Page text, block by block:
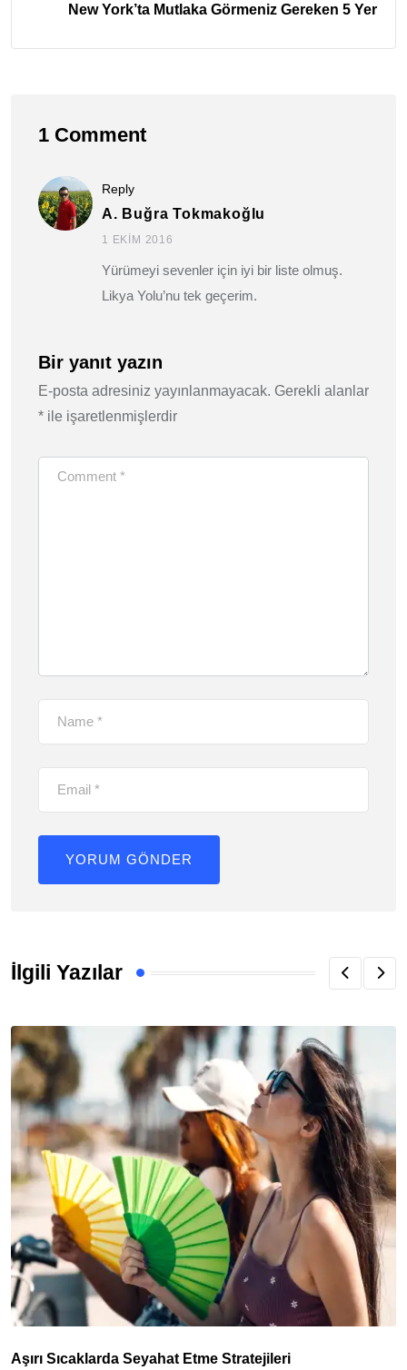
New York’ta Mutlaka Görmeniz Gereken 5 Yer
1 Comment
Reply
A. Buğra Tokmakoğlu
1 EKIM 2016
Yürümeyi sevenler için iyi bir liste olmuş.
Likya Yolu’nu tek geçerim.
Bir yanıt yazın
E-posta adresiniz yayınlanmayacak. Gerekli alanlar
* ile işaretlenmişlerdir
İlgili Yazılar
Aşırı Sıcaklarda Seyahat Etme Stratejileri